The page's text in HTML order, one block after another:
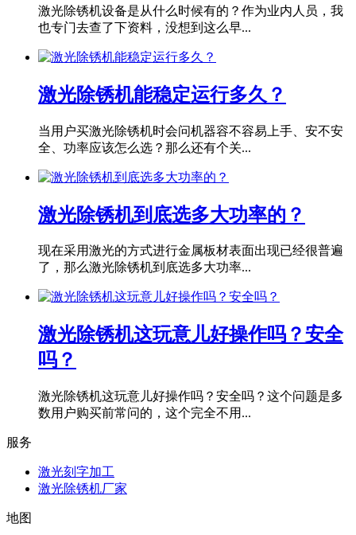
激光除锈机设备是从什么时候有的？作为业内人员，我
也专门去查了下资料，没想到这么早...
激光除锈机能稳定运行多久？
当用户买激光除锈机时会问机器容不容易上手、安不安
全、功率应该怎么选？那么还有个关...
激光除锈机到底选多大功率的？
现在采用激光的方式进行金属板材表面出现已经很普遍
了，那么激光除锈机到底选多大功率...
激光除锈机这玩意儿好操作吗？安全
吗？
激光除锈机这玩意儿好操作吗？安全吗？这个问题是多
数用户购买前常问的，这个完全不用...
服务
激光刻字加工
激光除锈机厂家
地图